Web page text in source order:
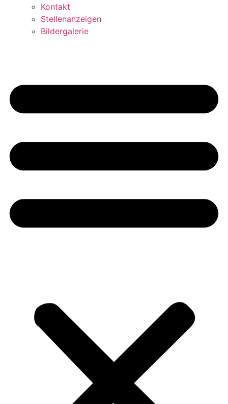
Kontakt
Stellenanzeigen
Bildergalerie